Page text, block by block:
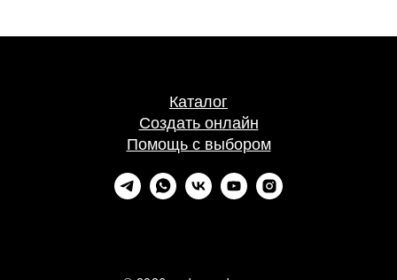
Каталог
Создать онлайн
Помощь с выбором